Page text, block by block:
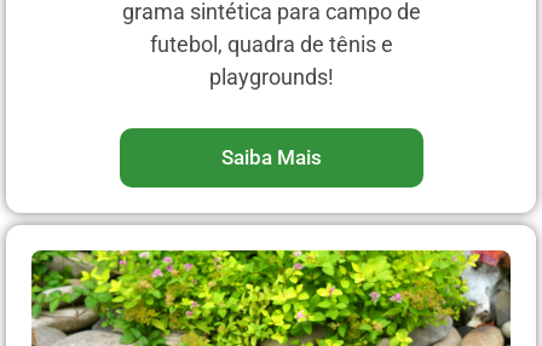
grama sintética para campo de
futebol, quadra de tênis e
playgrounds!
Saiba Mais